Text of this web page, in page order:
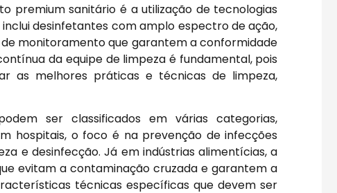
premium sanitário é a utilização de tecnologias
desinfetantes com amplo espectro de ação,
monitoramento que garantem a conformidade
da equipe de limpeza é fundamental, pois
as melhores práticas e técnicas de limpeza,
ser classificados em várias categorias,
hospitais, o foco é na prevenção de infecções
e desinfecção. Já em indústrias alimentícias, a
evitam a contaminação cruzada e garantem a
técnicas específicas que devem ser